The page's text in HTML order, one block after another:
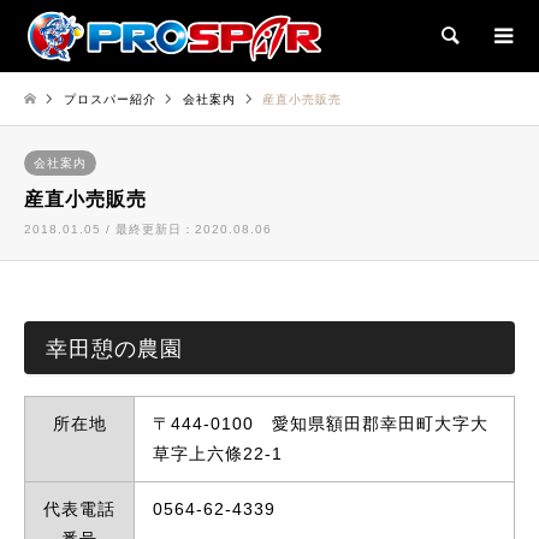
検索
プロスパー紹介 会社案内 産直小売販売
会社案内
産直小売販売
2018.01.05 / 最終更新日：2020.08.06
幸田憩の農園
所在地
〒444-0100 愛知県額田郡幸田町大字大
草字上六條22-1
代表電話
0564-62-4339